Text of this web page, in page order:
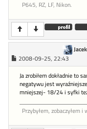
P645, RZ, LF, Nikon.
2008-09-25, 22:43
Ja zrobiłem dokładnie to
negatywu jest
mniejszej- 18/24 i syfki
Przybyłem, zobaczyłem